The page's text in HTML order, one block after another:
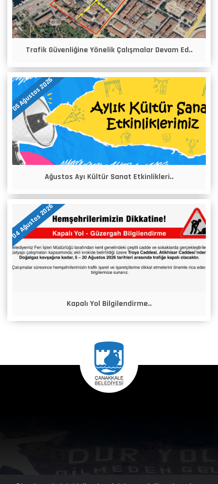
Trafik Güvenliğine Yönelik Çalışmalar Devam Ed..
05 Ağustos 2026
Ağustos Ayı Kültür Sanat Etkinlikleri..
04 Ağustos 2026
Kapalı Yol Bilgilendirme..